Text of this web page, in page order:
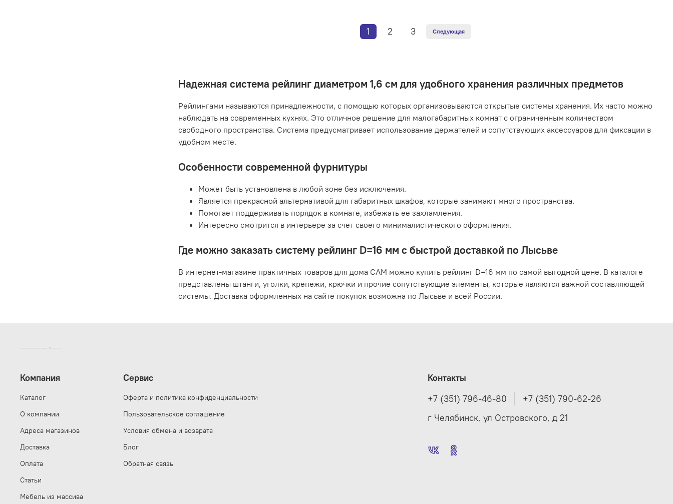
1 2 3 Следующая
Надежная система рейлинг диаметром 1,6 см для удобного хранения различных предметов
Рейлингами называются принадлежности, с помощью которых организовываются открытые системы хранения. Их часто можно
наблюдать на современных кухнях. Это отличное решение для малогабаритных комнат с ограниченным количеством
свободного пространства. Система предусматривает использование держателей и сопутствующих аксессуаров для фиксации в
удобном месте.
Особенности современной фурнитуры
Может быть установлена в любой зоне без исключения.
Является прекрасной альтернативой для габаритных шкафов, которые занимают много пространства.
Помогает поддерживать порядок в комнате, избежать ее захламления.
Интересно смотрится в интерьере за счет своего минималистического оформления.
Где можно заказать систему рейлинг D=16 мм с быстрой доставкой по Лысьве
В интернет-магазине практичных товаров для дома САМ можно купить рейлинг D=16 мм по самой выгодной цене. В каталоге
представлены штанги, уголки, крепежи, крючки и прочие сопутствующие элементы, которые являются важной составляющей
системы. Доставка оформленных на сайте покупок возможна по Лысьве и всей России.
ИНТЕРНЕТ-МАГАЗИН ДВЕРНОЙ И МЕБЕЛЬНОЙ ФУРНИТУРЫ САМ
Компания
Каталог
О компании
Адреса магазинов
Доставка
Оплата
Статьи
Мебель из массива
Сервис
Оферта и политика конфиденциальности
Пользовательское соглашение
Условия обмена и возврата
Блог
Обратная связь
Контакты
+7 (351) 796-46-80
+7 (351) 790-62-26
г Челябинск, ул Островского, д 21